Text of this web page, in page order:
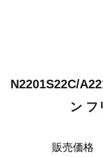
N2201S22C/
ン フ
販売価格